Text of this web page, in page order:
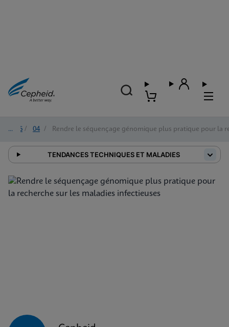
2026 / 04 / Rendre le séquençage génomique plus pratique pour la
TENDANCES TECHNIQUES ET MALADIES